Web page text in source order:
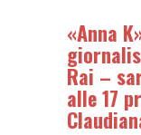
«Anna
Rai –
alle 17